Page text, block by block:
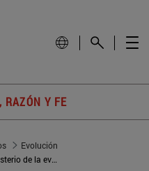
RAZÓN Y FE
Evolución
Homo floresiensis El pequeño gran misterio de la evolución humana